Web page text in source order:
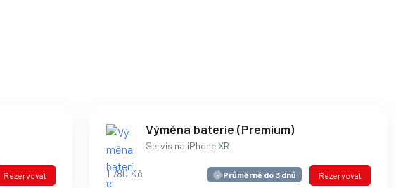
Rezervovat
Výměna baterie (Premium)
Servis na iPhone XR
1 780 Kč Průměrně do 3 dnů Rezervovat